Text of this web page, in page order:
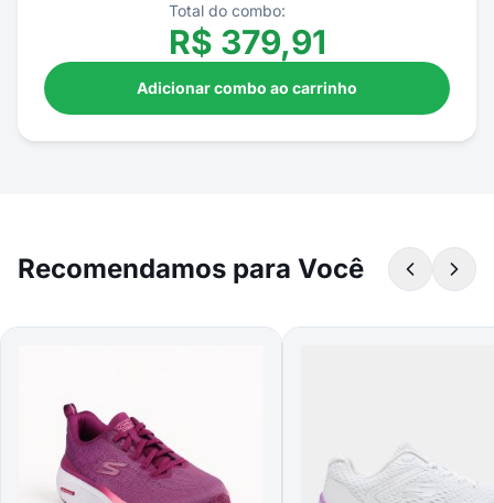
Total do combo:
R$ 379,91
Adicionar combo ao carrinho
Recomendamos para Você